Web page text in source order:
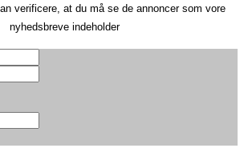
verificere, at du må se de annoncer som vore
nyhedsbreve indeholder